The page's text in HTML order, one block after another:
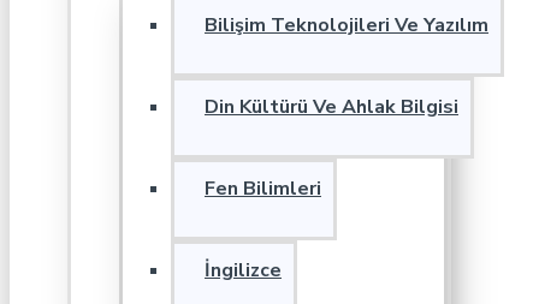
Bilişim Teknolojileri Ve Yazılım
Din Kültürü Ve Ahlak Bilgisi
Fen Bilimleri
İngilizce